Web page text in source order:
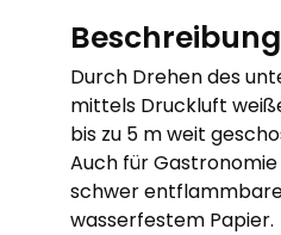
Beschreibung
Durch Drehen des
mittels Druckluft
bis zu 5 m weit
Auch für
schwer
wasserfestem Papier.